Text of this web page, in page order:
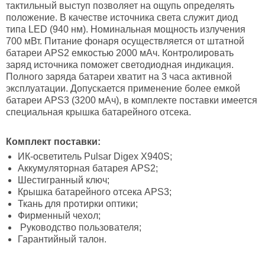
тактильный выступ позволяет на ощупь определять
положение. В качестве источника света служит диод
типа LED (940 нм). Номинальная мощность излучения
700 мВт. Питание фонаря осуществляется от штатной
батареи APS2 емкостью 2000 мАч. Контролировать
заряд источника поможет светодиодная индикация.
Полного заряда батареи хватит на 3 часа активной
эксплуатации. Допускается применение более емкой
батареи APS3 (3200 мАч), в комплекте поставки имеется
специальная крышка батарейного отсека.
Комплект поставки:
ИК-осветитель Pulsar Digex X940S;
Аккумуляторная батарея APS2;
Шестигранный ключ;
Крышка батарейного отсека APS3;
Ткань для протирки оптики;
Фирменный чехол;
Руководство пользователя;
Гарантийный талон.